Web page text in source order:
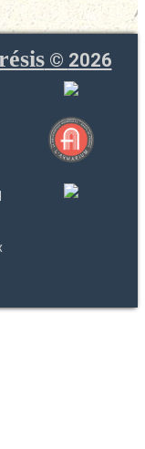
© 2026